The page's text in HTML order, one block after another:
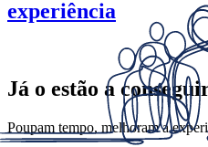
experiência
Já o estão a
Poupam tempo, melhoram a